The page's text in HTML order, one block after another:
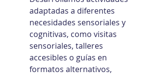
adaptadas a diferentes
necesidades sensoriales y
cognitivas, como visitas
sensoriales, talleres
accesibles o guías en
formatos alternativos,